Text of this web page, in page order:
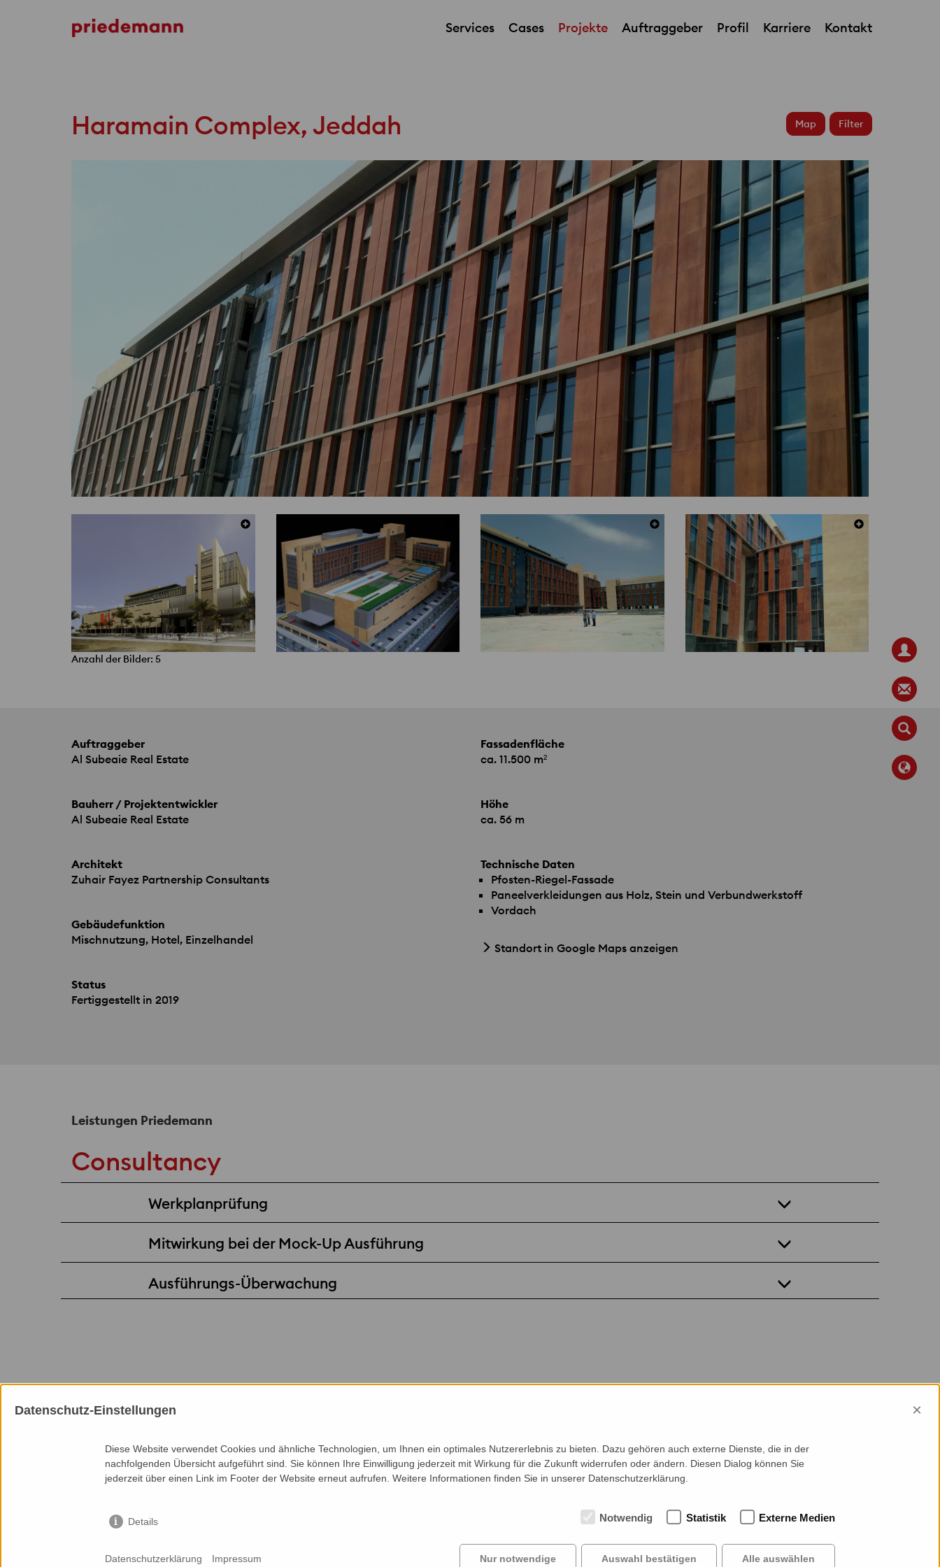
Services Cases Projekte Auftraggeber Profil Karriere Kontakt
Haramain High Speed Rail Station Helm AG HQ
Haramain Complex, Jeddah Map Filter
Anzahl der Bilder: 5
Auftraggeber
Al Subeaie Real Estate
Bauherr / Projektentwickler
Al Subeaie Real Estate
Architekt
Zuhair Fayez Partnership Consultants
Gebäudefunktion
Mischnutzung, Hotel, Einzelhandel
Status
Fertiggestellt in 2019
Fassadenfläche
ca. 11.500 m²
Höhe
ca. 56 m
Technische Daten
Pfosten-Riegel-Fassade
Paneelverkleidungen aus Holz, Stein und Verbundwerkstoff
Vordach
Standort in Google Maps anzeigen
Leistungen Priedemann
Consultancy
Werkplanprüfung
Mitwirkung bei der Mock-Up Ausführung
Ausführungs-Überwachung
Mitgliedschaften
Seitenanfang
Kontakt
Cookie-Einstellungen
© 2025 Priedemann Datenschutzerklärung|Sitemap
Datenschutz-Einstellungen ×
Diese Website verwendet Cookies und ähnliche Technologien, um Ihnen ein optimales Nutzererlebnis zu bieten. Dazu gehören auch externe Dienste, die in der
nachfolgenden Übersicht aufgeführt sind. Sie können Ihre Einwilligung jederzeit mit Wirkung für die Zukunft widerrufen oder ändern. Diesen Dialog können Sie
jederzeit über einen Link im Footer der Website erneut aufrufen. Weitere Informationen finden Sie in unserer Datenschutzerklärung.
Notwendig Statistik Externe Medien
Details
Nur notwendige Auswahl bestätigen Alle auswählen
Datenschutzerklärung Impressum